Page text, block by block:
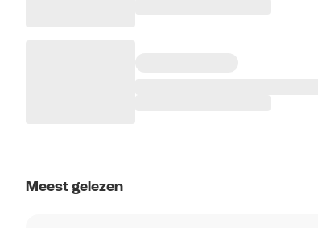
Meest gelezen